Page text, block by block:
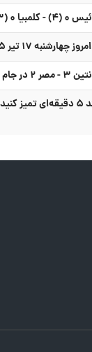
جهانی
۱۷ تیر ۱۴۰۵
جهانی
مایکروویو را با این ترفند ۵